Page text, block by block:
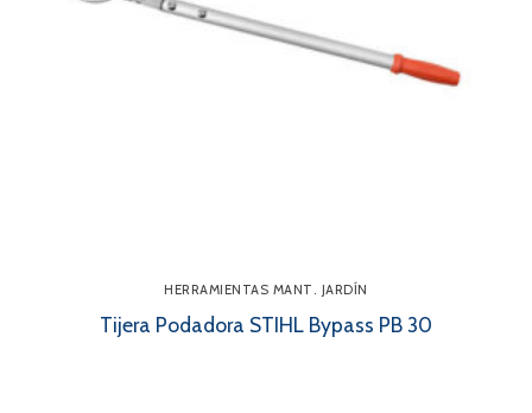
HERRAMIENTAS MANT. JARDÍN
Tijera Podadora STIHL Bypass PB 30